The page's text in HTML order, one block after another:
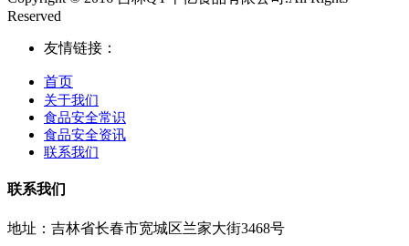
Reserved
友情链接：
首页
关于我们
食品安全常识
食品安全资讯
联系我们
联系我们
地址：吉林省长春市宽城区兰家大街3468号